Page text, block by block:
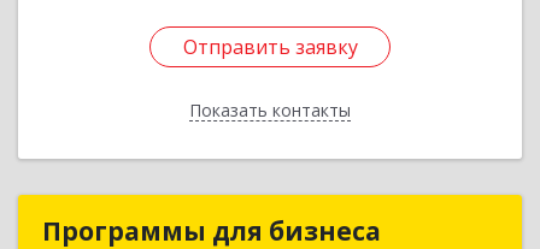
Отправить заявку
Показать контакты
Отправить заявку
Назад
Программы для бизнеса
Программы для бизнеса